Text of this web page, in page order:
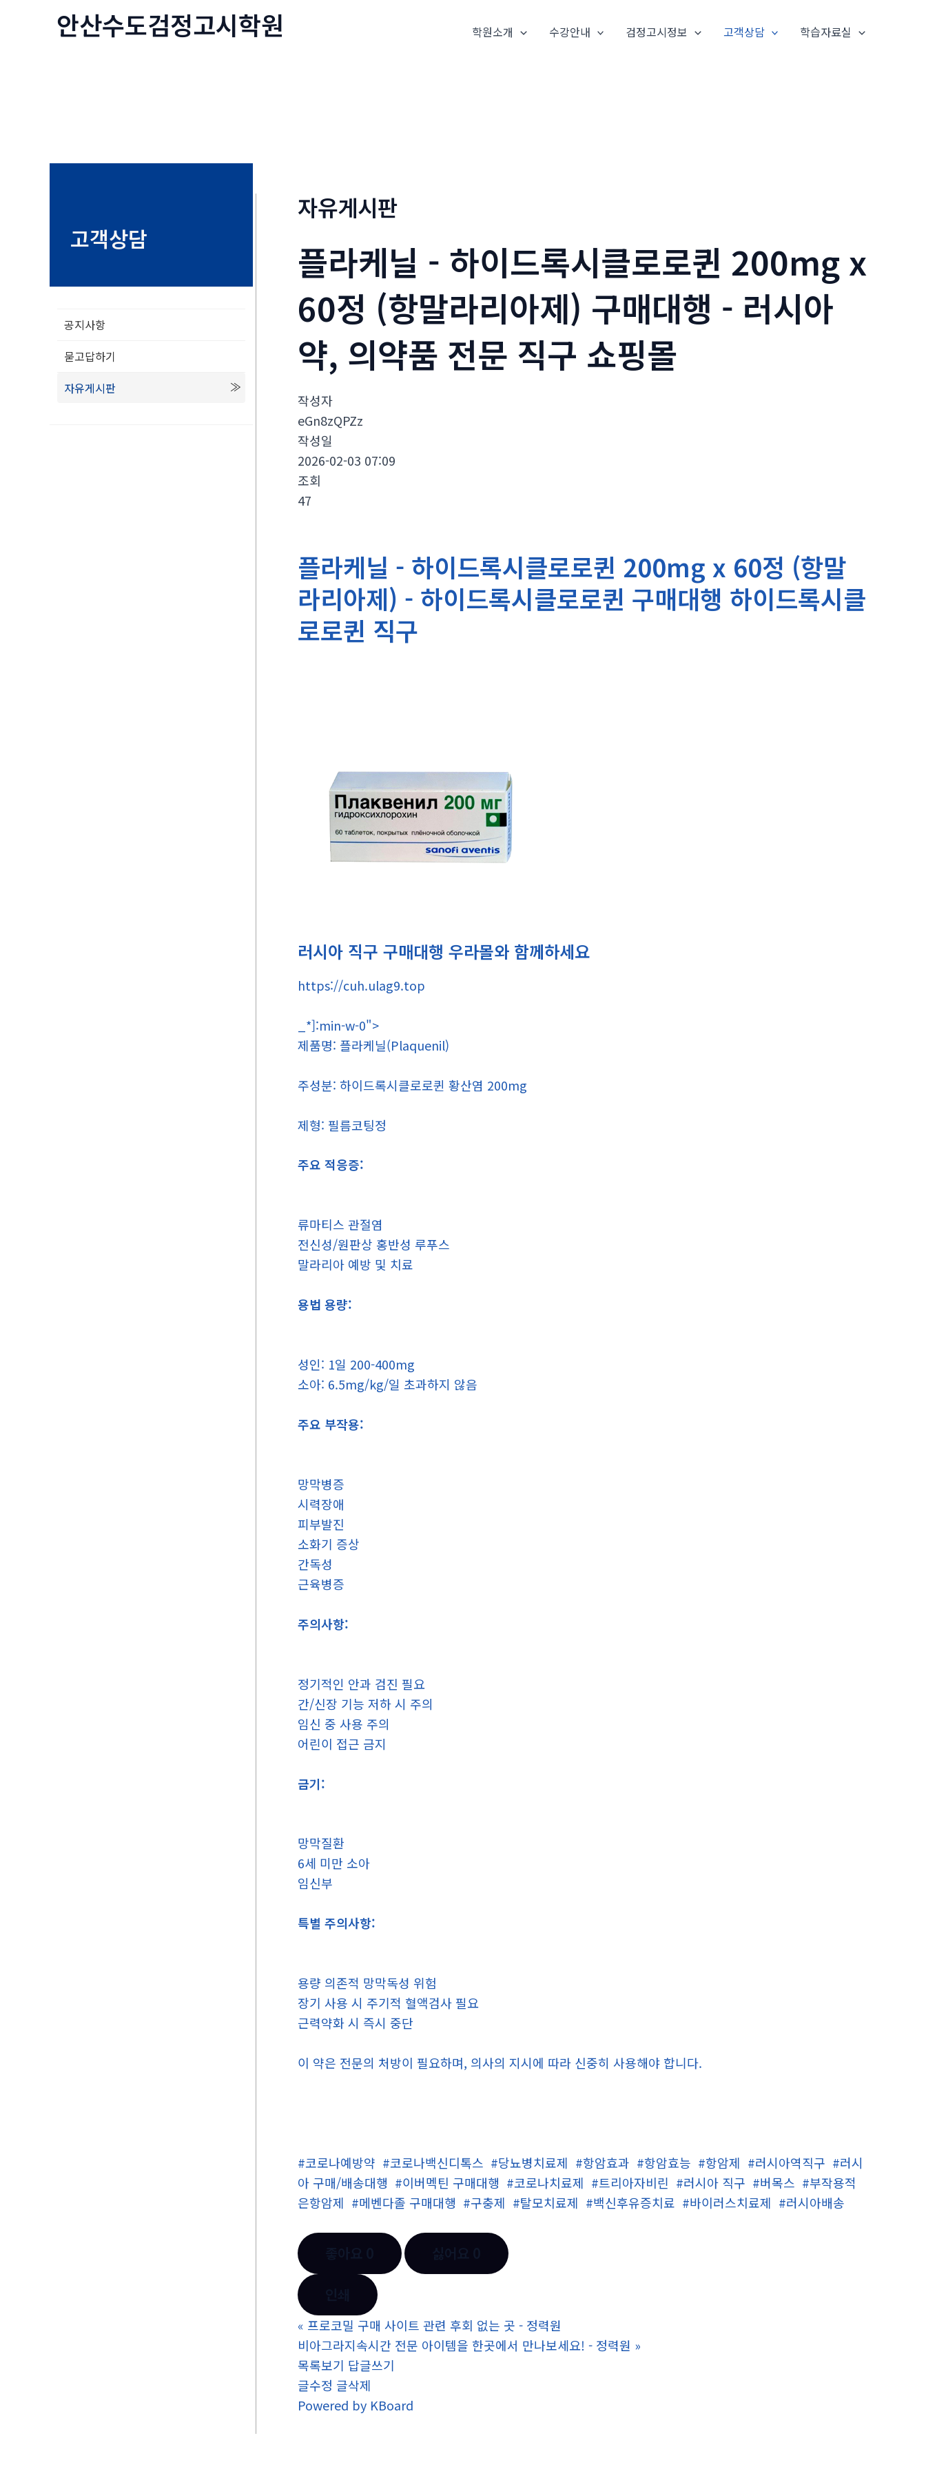
안산수도검정고시학원 학원소개 수강안내 검정고시정보 고객상담 학습자료실
고객상담
공지사항
묻고답하기
자유게시판
자유게시판
플라케닐 - 하이드록시클로로퀸 200mg x
60정 (항말라리아제) 구매대행 - 러시아
약, 의약품 전문 직구 쇼핑몰
작성자
eGn8zQPZz
작성일
2026-02-03 07:09
조회
47
플라케닐 - 하이드록시클로로퀸 200mg x 60정 (항말
라리아제) - 하이드록시클로로퀸 구매대행 하이드록시클
로로퀸 직구
러시아 직구 구매대행 우라몰와 함께하세요
https://cuh.ulag9.top
_*]:min-w-0">
제품명: 플라케닐(Plaquenil)
주성분: 하이드록시클로로퀸 황산염 200mg
제형: 필름코팅정
주요 적응증:
류마티스 관절염
전신성/원판상 홍반성 루푸스
말라리아 예방 및 치료
용법 용량:
성인: 1일 200-400mg
소아: 6.5mg/kg/일 초과하지 않음
주요 부작용:
망막병증
시력장애
피부발진
소화기 증상
간독성
근육병증
주의사항:
정기적인 안과 검진 필요
간/신장 기능 저하 시 주의
임신 중 사용 주의
어린이 접근 금지
금기:
망막질환
6세 미만 소아
임신부
특별 주의사항:
용량 의존적 망막독성 위험
장기 사용 시 주기적 혈액검사 필요
근력약화 시 즉시 중단
이 약은 전문의 처방이 필요하며, 의사의 지시에 따라 신중히 사용해야 합니다.
#코로나예방약 #코로나백신디톡스 #당뇨병치료제 #항암효과 #항암효능 #항암제 #러시아역직구 #러시
아 구매/배송대행 #이버멕틴 구매대행 #코로나치료제 #트리아자비린 #러시아 직구 #버목스 #부작용적
은항암제 #메벤다졸 구매대행 #구충제 #탈모치료제 #백신후유증치료 #바이러스치료제 #러시아배송
« 프로코밀 구매 사이트 관련 후회 없는 곳 - 정력원
비아그라지속시간 전문 아이템을 한곳에서 만나보세요! - 정력원 »
목록보기 답글쓰기
글수정 글삭제
Powered by KBoard